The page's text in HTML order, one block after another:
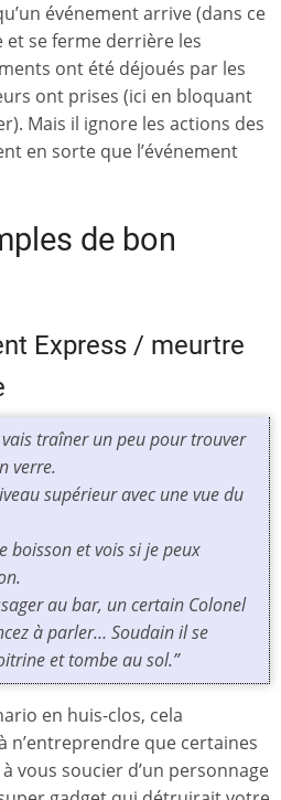
événement arrive (dans ce
se ferme derrière les
ont été déjoués par les
ont prises (ici en bloquant
Mais il ignore les actions des
en sorte que l’événement
de bon
Express / meurtre
traîner un peu pour trouver
verre.
supérieur avec une vue du
boisson et vois si je peux
au bar, un certain Colonel
à parler… Soudain il se
et tombe au sol.”
en huis-clos, cela
n’entreprendre que certaines
vous soucier d’un personnage